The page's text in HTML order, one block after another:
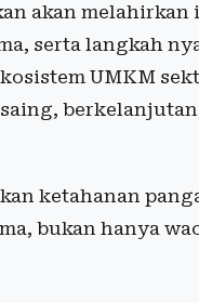
akan melahirkan
serta langkah
UMKM
ketahanan
bukan hanya